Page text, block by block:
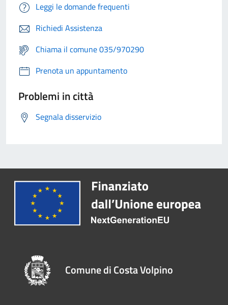
Leggi le domande frequenti
Richiedi Assistenza
Chiama il comune 035/970290
Prenota un appuntamento
Problemi in città
Segnala disservizio
Comune di Costa Volpino